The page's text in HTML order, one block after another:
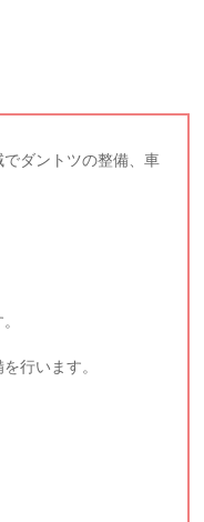
ダントツの整備、車
行います。